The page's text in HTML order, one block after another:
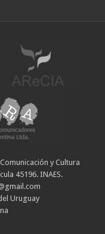
y Cultura
45196. INAES.
Uruguay